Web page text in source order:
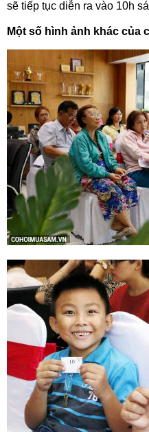
sẽ tiếp tục diễn ra vào 10h
Một số hình ảnh khác của